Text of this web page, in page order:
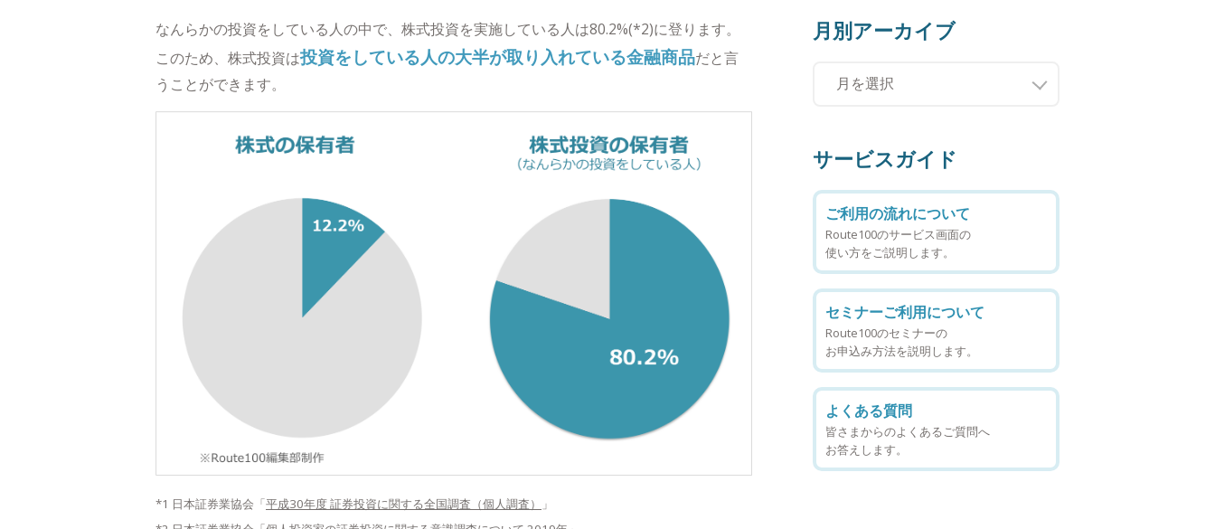
なんらかの投資をしている人の中で、株式投資を実施している人は80.2%(*2)に登ります。
このため、株式投資は投資をしている人の大半が取り入れている金融商品だと言
うことができます。
*1 日本証券業協会「平成30年度 証券投資に関する全国調査（個人調査）
」
月別アーカイブ
サービスガイド
ご利用の流れについて
Route100のサービス画面の
使い方をご説明します。
セミナーご利用について
Route100のセミナーの
お申込み方法を説明します。
よくある質問
皆さまからのよくあるご質問へ
お答えします。